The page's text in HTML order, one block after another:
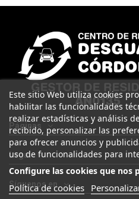
Páginas
Legal
Este sitio Web utiliza cookies
habilitar las funcionalidades
realizar estadísticas y análisis
recibido, personalizar las
para ofrecer anuncios y
uso de funcionalidades para
Configure las cookies que nos
Política de cookies
Síguenos en